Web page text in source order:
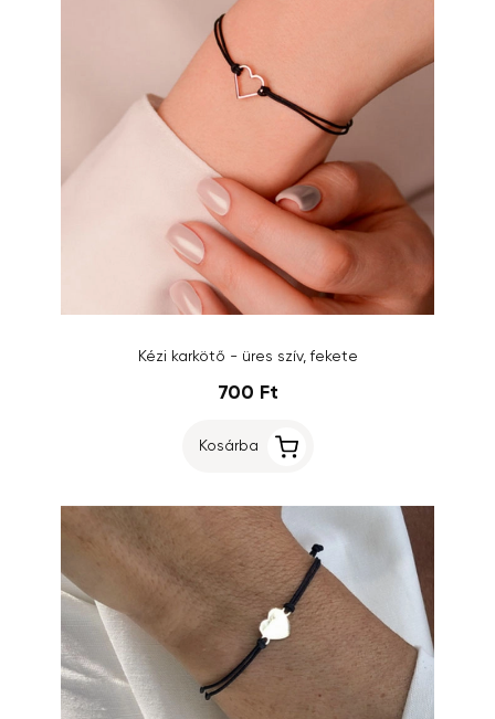
Kézi karkötő - üres szív, fekete
700 Ft
Kosárba